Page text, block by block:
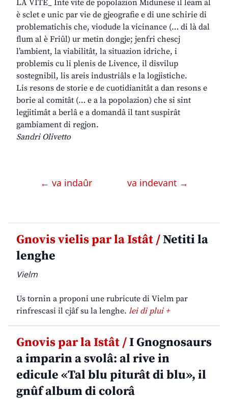
LA VITE_ Inte vite de popolazion Midunese il leam al
è sclet e unic par vie de gjeografie e di une schirie di
problematichis che, viodude la vicinance (… di là dal
flum al è Friûl) ur metin dongje; jenfri chescj
l’ambient, la viabilitât, la situazion idriche, i
problemis cu li plenis de Livence, il disvilup
sostegnibil, lis areis industriâls e la logjistiche.
Lis resons de storie e de cuotidianitât a dan resons e
borie al comitât (… e a la popolazion) che si sint
legjitimât a berlâ e a domandâ il tant suspirât
gambiament di regjon.
Sandri Olivetto
← va indaûr va indevant →
Gnovis vielis par la Istât /Netiti la
lenghe
Vielm
Us tornin a proponi une rubricute di Vielm par
rinfrescasi il cjâf su la lenghe. lei di plui +
Gnovis par la Istât /I Gnognosaurs
a imparin a svolâ: al rive in
edicule «Tal blu piturât di blu», il
gnûf album di colorâ